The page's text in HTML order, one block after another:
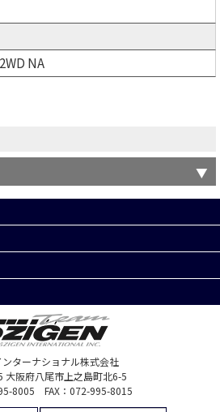
NA
ンターナショナル株式会社
大阪府八尾市上之島町北6-5
8005 FAX：072-995-8015